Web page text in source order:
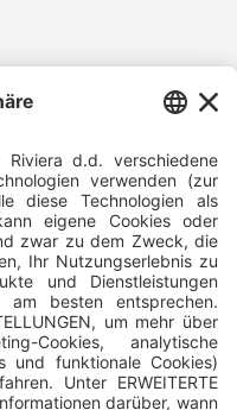
Urlaubserlebnis mit uns!